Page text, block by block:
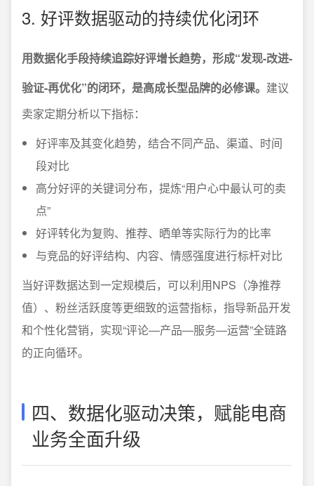
3. 好评数据驱动的持续优化闭环
用数据化手段持续追踪好评增长趋势，形成“发现-改进-
验证-再优化”的闭环，是高成长型品牌的必修课。 建议
卖家定期分析以下指标：
好评率及其变化趋势，结合不同产品、渠道、时间
段对比
高分好评的关键词分布，提炼“用户心中最认可的卖
点”
好评转化为复购、推荐、晒单等实际行为的比率
与竞品的好评结构、内容、情感强度进行标杆对比
当好评数据达到一定规模后，可以利用NPS（净推荐
值）、粉丝活跃度等更细致的运营指标，指导新品开发
和个性化营销，实现“评论—产品—服务—运营”全链路
的正向循环。
四、数据化驱动决策，赋能电商
业务全面升级